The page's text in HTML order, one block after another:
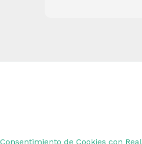
Consentimiento de Cookies con